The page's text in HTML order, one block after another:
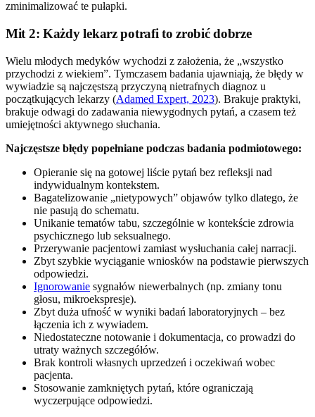
zminimalizować te pułapki.
Mit 2: Każdy lekarz potrafi to zrobić dobrze
Wielu młodych medyków wychodzi z założenia, że „wszystko
przychodzi z wiekiem”. Tymczasem badania ujawniają, że błędy w
wywiadzie są najczęstszą przyczyną nietrafnych diagnoz u
początkujących lekarzy (Adamed Expert, 2023). Brakuje praktyki,
brakuje odwagi do zadawania niewygodnych pytań, a czasem też
umiejętności aktywnego słuchania.
Najczęstsze błędy popełniane podczas badania podmiotowego:
Opieranie się na gotowej liście pytań bez refleksji nad
indywidualnym kontekstem.
Bagatelizowanie „nietypowych” objawów tylko dlatego, że
nie pasują do schematu.
Unikanie tematów tabu, szczególnie w kontekście zdrowia
psychicznego lub seksualnego.
Przerywanie pacjentowi zamiast wysłuchania całej narracji.
Zbyt szybkie wyciąganie wniosków na podstawie pierwszych
odpowiedzi.
Ignorowanie sygnałów niewerbalnych (np. zmiany tonu
głosu, mikroekspresje).
Zbyt duża ufność w wyniki badań laboratoryjnych – bez
łączenia ich z wywiadem.
Niedostateczne notowanie i dokumentacja, co prowadzi do
utraty ważnych szczegółów.
Brak kontroli własnych uprzedzeń i oczekiwań wobec
pacjenta.
Stosowanie zamkniętych pytań, które ograniczają
wyczerpujące odpowiedzi.